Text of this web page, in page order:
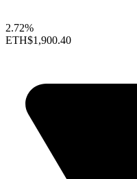
2.72%
ETH$1,900.40